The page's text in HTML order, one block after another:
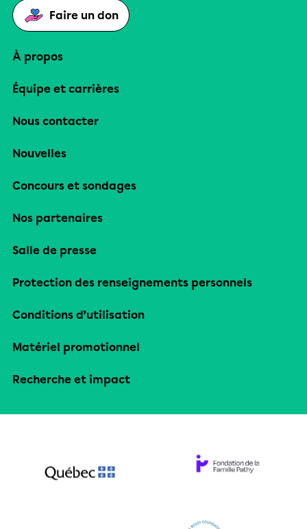
Faire un don
À propos
Équipe et carrières
Nous contacter
Nouvelles
Concours et sondages
Nos partenaires
Salle de presse
Protection des renseignements personnels
Conditions d’utilisation
Matériel promotionnel
Recherche et impact